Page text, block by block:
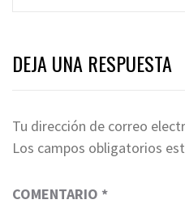
DEJA UNA RESPUESTA
Tu dirección de correo
Los campos obligatorios
COMENTARIO *